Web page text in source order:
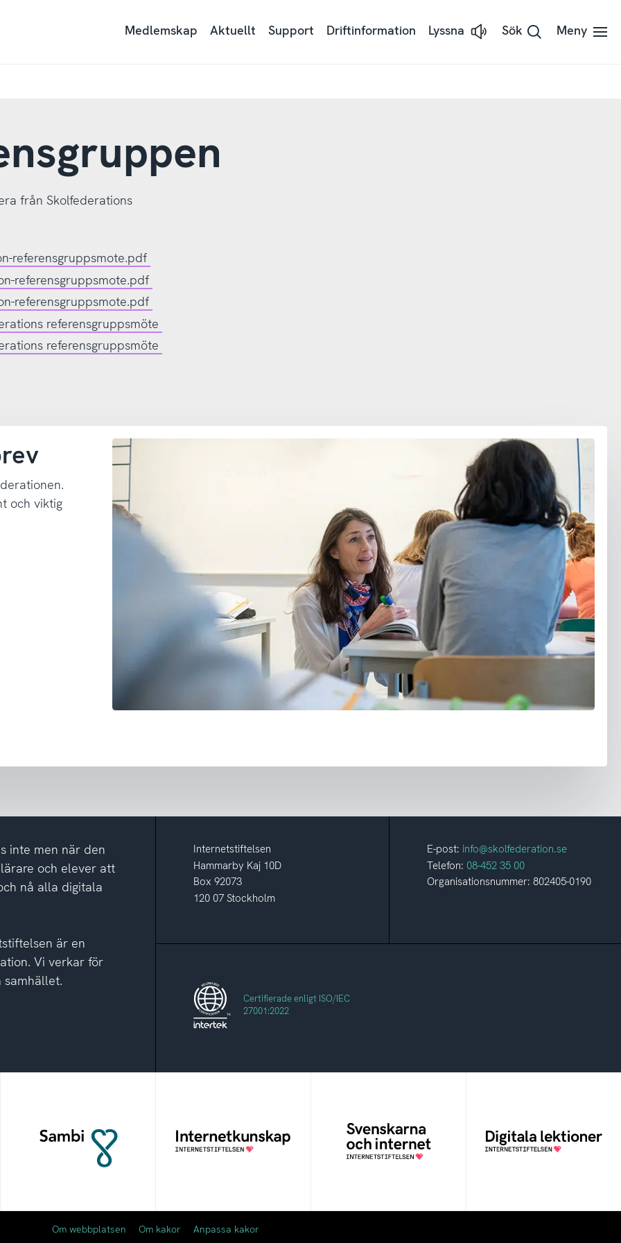
Medlemskap Aktuellt Support Driftinformation Lyssna
Lyssna Sök Meny
från Skolfederations
referensgruppsmote.pdf
referensgruppsmote.pdf
referensgruppsmote.pdf
referensgruppsmöte
referensgruppsmöte
och viktig
inte men när den
och elever att
nå alla digitala
är en
Vi verkar för
Internetstiftelsen
Hammarby Kaj 10D
Box 92073
120 07 Stockholm
E-post: info@skolfederation.se
Telefon: 08-452 35 00
Organisationsnummer: 802405-0190
Certifierade enligt ISO/IEC
27001:2022
säker åtkomst till digitala
tjänster för sektorn vård,
hälsa och omsorg
hjälper dig att bli en
säker och medveten
En årlig studie av
svenska folkets
internetvanor
Öppen digital lärresurs
med färdiga lektioner för
alla stadier i grundskolan
Om webbplatsen Om kakor Anpassa kakor